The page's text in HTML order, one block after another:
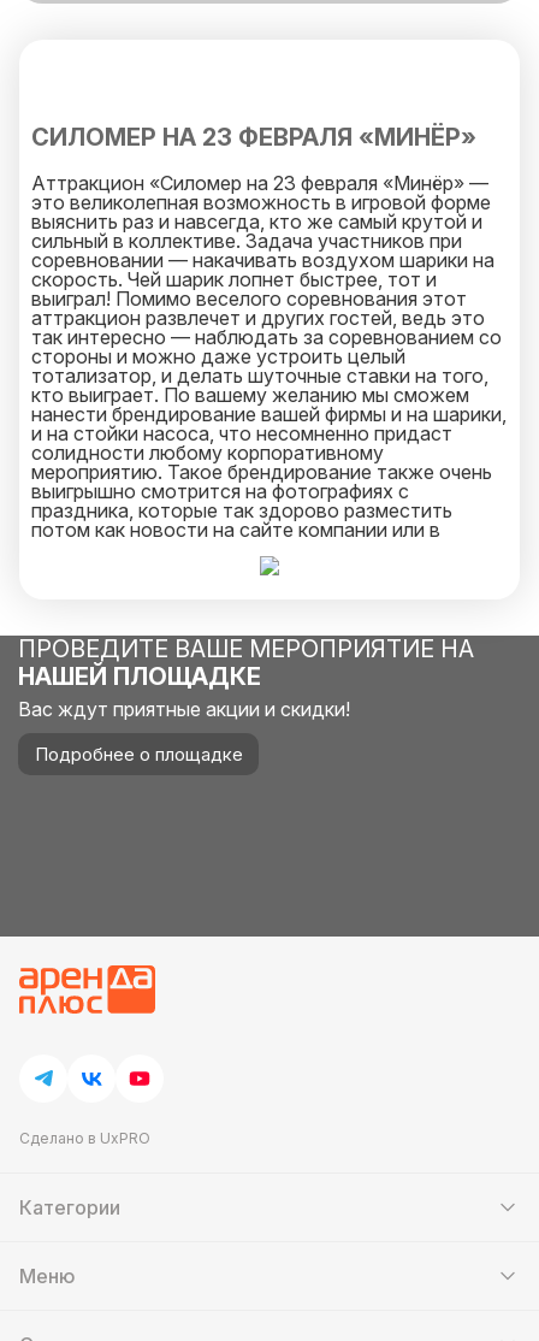
СИЛОМЕР НА 23 ФЕВРАЛЯ «МИНЁР»
Аттракцион «Силомер на 23 февраля «Минёр» —
это великолепная возможность в игровой форме
выяснить раз и навсегда, кто же самый крутой и
сильный в коллективе. Задача участников при
соревновании — накачивать воздухом шарики на
скорость. Чей шарик лопнет быстрее, тот и
выиграл! Помимо веселого соревнования этот
аттракцион развлечет и других гостей, ведь это
так интересно — наблюдать за соревнованием со
стороны и можно даже устроить целый
тотализатор, и делать шуточные ставки на того,
кто выиграет. По вашему желанию мы сможем
нанести брендирование вашей фирмы и на шарики,
и на стойки насоса, что несомненно придаст
солидности любому корпоративному
мероприятию. Такое брендирование также очень
выигрышно смотрится на фотографиях с
праздника, которые так здорово разместить
потом как новости на сайте компании или в
ПРОВЕДИТЕ ВАШЕ МЕРОПРИЯТИЕ НА
НАШЕЙ ПЛОЩАДКЕ
Вас ждут приятные акции и скидки!
Подробнее о площадке
Сделано в UxPRO
Категории
Кейтеринг
Меню